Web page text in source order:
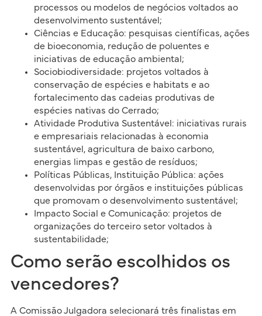
processos ou modelos de negócios voltados ao
desenvolvimento sustentável;
Ciências e Educação: pesquisas científicas, ações
de bioeconomia, redução de poluentes e
iniciativas de educação ambiental;
Sociobiodiversidade: projetos voltados à
conservação de espécies e habitats e ao
fortalecimento das cadeias produtivas de
espécies nativas do Cerrado;
Atividade Produtiva Sustentável: iniciativas rurais
e empresariais relacionadas à economia
sustentável, agricultura de baixo carbono,
energias limpas e gestão de resíduos;
Políticas Públicas, Instituição Pública: ações
desenvolvidas por órgãos e instituições públicas
que promovam o desenvolvimento sustentável;
Impacto Social e Comunicação: projetos de
organizações do terceiro setor voltados à
sustentabilidade;
Como serão escolhidos os
vencedores?
A Comissão Julgadora selecionará três finalistas em